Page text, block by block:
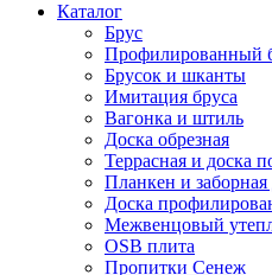
Каталог
Брус
Профилированный
Брусок и шканты
Имитация бруса
Вагонка и штиль
Доска обрезная
Террасная и доска
Планкен и заборная
Доска
Межвенцовый
OSB плита
Пропитки Сенеж